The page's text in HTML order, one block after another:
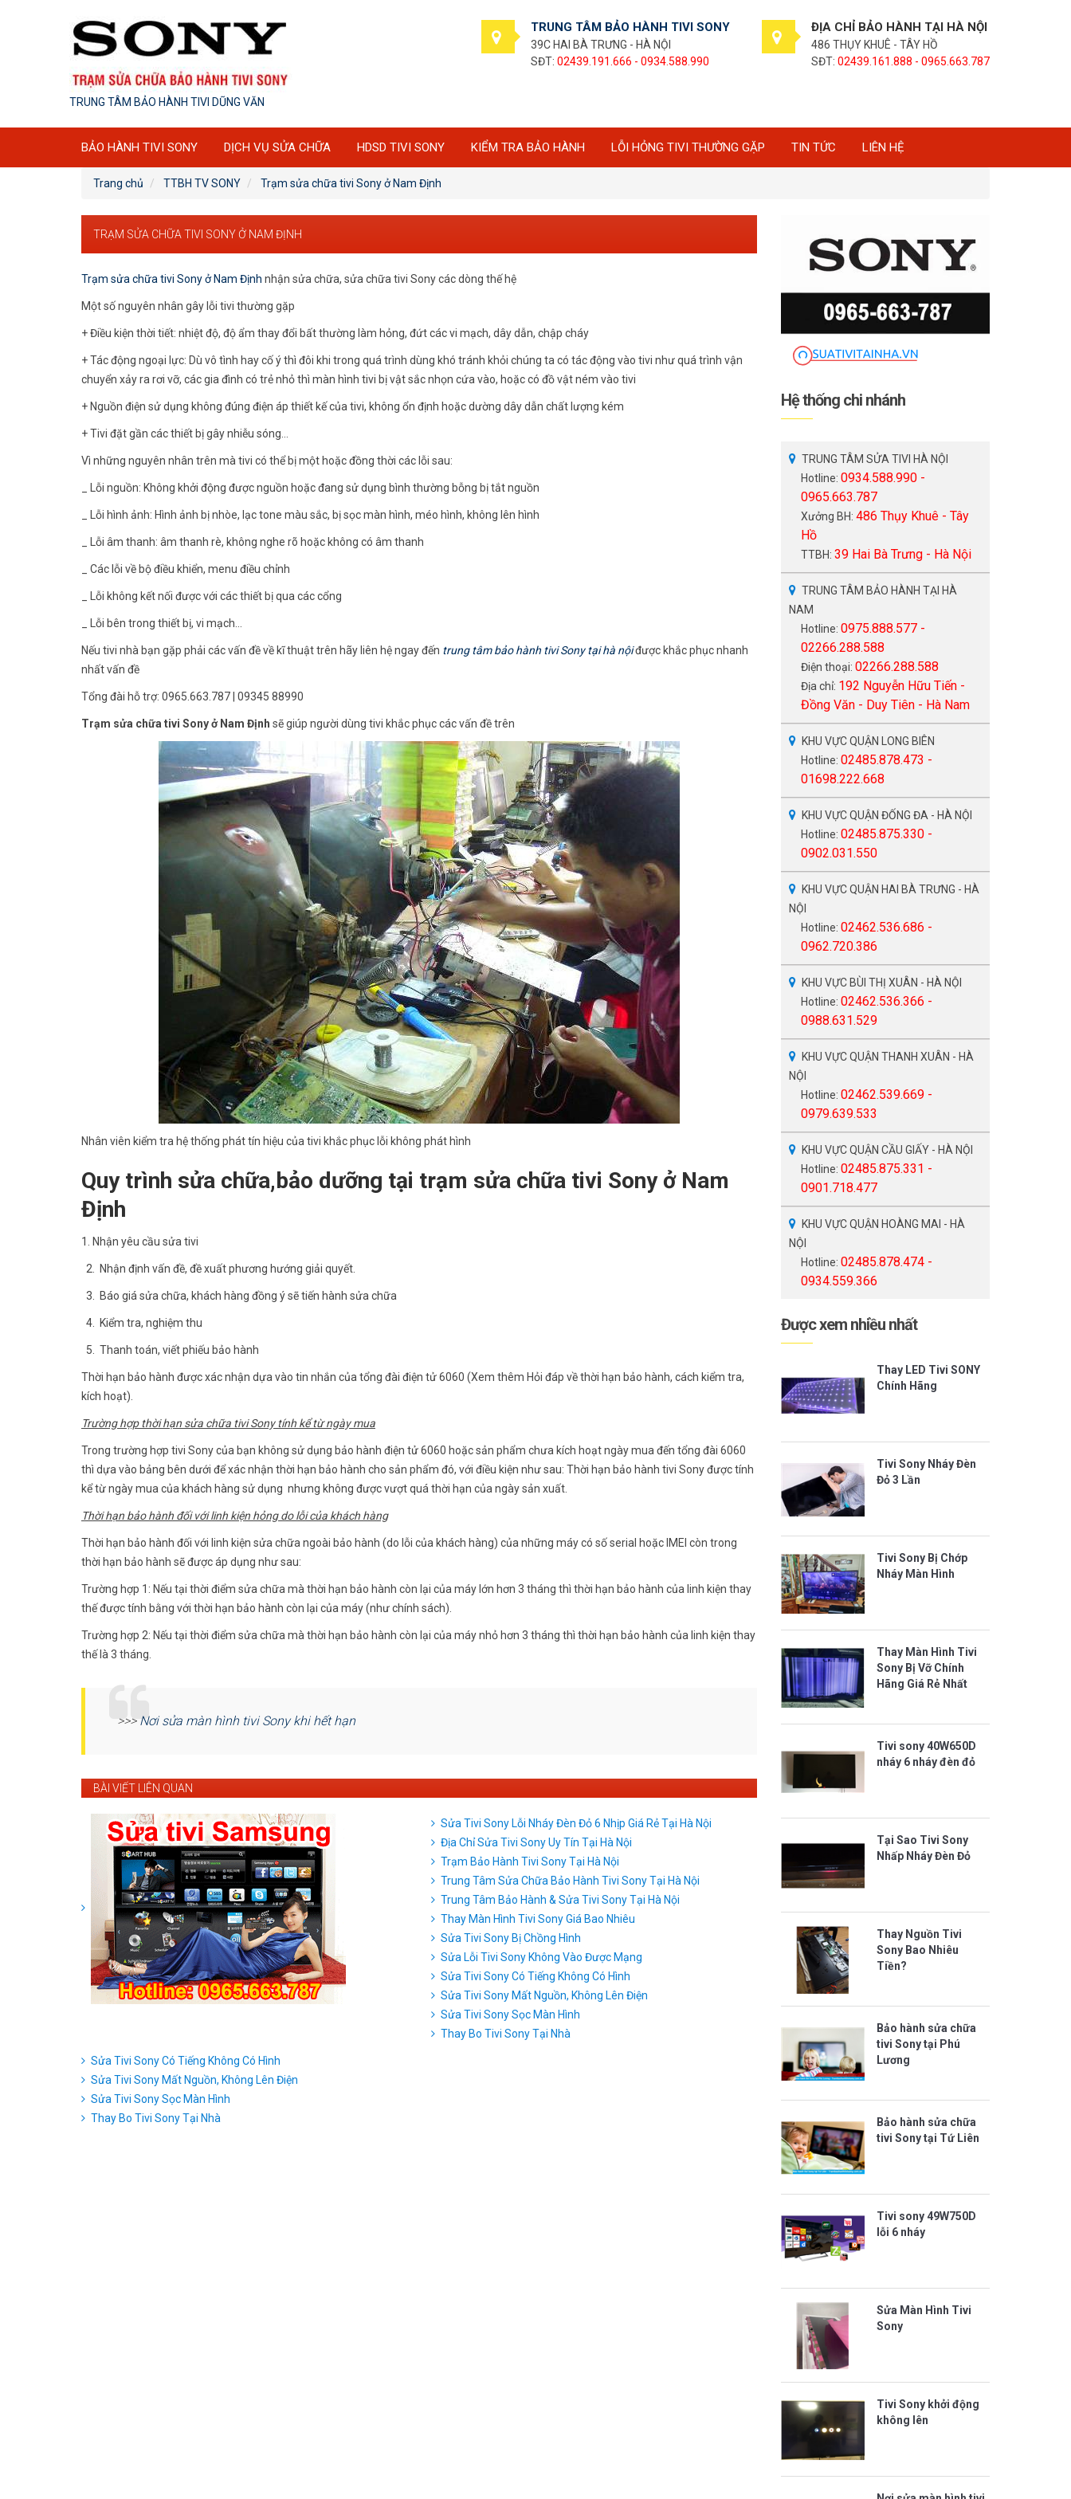
TRUNG TÂM BẢO HÀNH TIVI DŨNG VĂN
TRUNG TÂM BẢO HÀNH TIVI SONY
39C HAI BÀ TRƯNG - HÀ NỘI
SĐT: 02439.191.666 - 0934.588.990
ĐỊA CHỈ BẢO HÀNH TẠI HÀ NỘI
486 THỤY KHUÊ - TÂY HỒ
SĐT: 02439.161.888 - 0965.663.787
BẢO HÀNH TIVI SONY DỊCH VỤ SỬA CHỮA HDSD TIVI SONY KIỂM TRA BẢO HÀNH LỖI HỎNG TIVI THƯỜNG GẶP TIN TỨC LIÊN HỆ
Trang chủ TTBH TV SONY Trạm sửa chữa tivi Sony ở Nam Định
TRẠM SỬA CHỮA TIVI SONY Ở NAM ĐỊNH
Trạm sửa chữa tivi Sony ở Nam Định nhận sửa chữa, sửa chữa tivi Sony các dòng thế hệ
Một số nguyên nhân gây lỗi tivi thường gặp
+ Điều kiện thời tiết: nhiệt độ, độ ẩm thay đổi bất thường làm hỏng, đứt các vi mạch, dây dẫn, chập cháy
+ Tác động ngoại lực: Dù vô tình hay cố ý thì đôi khi trong quá trình dùng khó tránh khỏi chúng ta có tác động vào tivi như quá trình vận
chuyển xảy ra rơi vỡ, các gia đình có trẻ nhỏ thì màn hình tivi bị vật sắc nhọn cứa vào, hoặc có đồ vật ném vào tivi
+ Nguồn điện sử dụng không đúng điện áp thiết kế của tivi, không ổn định hoặc dường dây dẫn chất lượng kém
+ Tivi đặt gần các thiết bị gây nhiễu sóng…
Vì những nguyên nhân trên mà tivi có thể bị một hoặc đồng thời các lỗi sau:
_ Lỗi nguồn: Không khởi động được nguồn hoặc đang sử dụng bình thường bỗng bị tắt nguồn
_ Lỗi hình ảnh: Hình ảnh bị nhòe, lạc tone màu sắc, bị sọc màn hình, méo hình, không lên hình
_ Lỗi âm thanh: âm thanh rè, không nghe rõ hoặc không có âm thanh
_ Các lỗi về bộ điều khiển, menu điều chỉnh
_ Lỗi không kết nối được với các thiết bị qua các cổng
_ Lỗi bên trong thiết bị, vi mạch…
Nếu tivi nhà bạn gặp phải các vấn đề về kĩ thuật trên hãy liên hệ ngay đến trung tâm bảo hành tivi Sony tại hà nộiđược khắc phục nhanh
nhất vấn đề
Tổng đài hỗ trợ: 0965.663.787 | 09345 88990
Trạm sửa chữa tivi Sony ở Nam Định sẽ giúp người dùng tivi khắc phục các vấn đề trên
Nhân viên kiểm tra hệ thống phát tín hiệu của tivi khắc phục lỗi không phát hình
Quy trình sửa chữa,bảo dưỡng tại trạm sửa chữa tivi Sony ở Nam
Định
1. Nhận yêu cầu sửa tivi
2. Nhận định vấn đề, đề xuất phương hướng giải quyết.
3. Báo giá sửa chữa, khách hàng đồng ý sẽ tiến hành sửa chữa
4. Kiểm tra, nghiệm thu
5. Thanh toán, viết phiếu bảo hành
Thời hạn bảo hành được xác nhận dựa vào tin nhắn của tổng đài điện tử 6060 (Xem thêm Hỏi đáp về thời hạn bảo hành, cách kiểm tra,
kích hoạt).
Trường hợp thời hạn sửa chữa tivi Sony tính kể từ ngày mua
Trong trường hợp tivi Sony của bạn không sử dụng bảo hành điện tử 6060 hoặc sản phẩm chưa kích hoạt ngày mua đến tổng đài 6060
thì dựa vào bảng bên dưới để xác nhận thời hạn bảo hành cho sản phẩm đó, với điều kiện như sau: Thời hạn bảo hành tivi Sony được tính
kể từ ngày mua của khách hàng sử dụng nhưng không được vượt quá thời hạn của ngày sản xuất.
Thời hạn bảo hành đối với linh kiện hỏng do lỗi của khách hàng
Thời hạn bảo hành đối với linh kiện sửa chữa ngoài bảo hành (do lỗi của khách hàng) của những máy có số serial hoặc IMEI còn trong
thời hạn bảo hành sẽ được áp dụng như sau:
Trường hợp 1: Nếu tại thời điểm sửa chữa mà thời hạn bảo hành còn lại của máy lớn hơn 3 tháng thì thời hạn bảo hành của linh kiện thay
thế được tính bằng với thời hạn bảo hành còn lại của máy (như chính sách).
Trường hợp 2: Nếu tại thời điểm sửa chữa mà thời hạn bảo hành còn lại của máy nhỏ hơn 3 tháng thì thời hạn bảo hành của linh kiện thay
thế là 3 tháng.
>>> Nơi sửa màn hình tivi Sony khi hết hạn
BÀI VIẾT LIÊN QUAN
Sửa Tivi Sony Lỗi Nháy Đèn Đỏ 6 Nhịp Giá Rẻ Tại Hà Nội
Địa Chỉ Sửa Tivi Sony Uy Tín Tại Hà Nội
Trạm Bảo Hành Tivi Sony Tại Hà Nội
Trung Tâm Sửa Chữa Bảo Hành Tivi Sony Tại Hà Nội
Trung Tâm Bảo Hành & Sửa Tivi Sony Tại Hà Nội
Thay Màn Hình Tivi Sony Giá Bao Nhiêu
Sửa Tivi Sony Bị Chồng Hình
Sửa Lỗi Tivi Sony Không Vào Được Mạng
Sửa Tivi Sony Có Tiếng Không Có Hình
Sửa Tivi Sony Mất Nguồn, Không Lên Điện
Sửa Tivi Sony Sọc Màn Hình
Thay Bo Tivi Sony Tại Nhà
Sửa Tivi Sony Có Tiếng Không Có Hình
Sửa Tivi Sony Mất Nguồn, Không Lên Điện
Sửa Tivi Sony Sọc Màn Hình
Thay Bo Tivi Sony Tại Nhà
Hệ thống chi nhánh
TRUNG TÂM SỬA TIVI HÀ NỘI
Hotline: 0934.588.990 -
0965.663.787
Xưởng BH: 486 Thụy Khuê - Tây
Hồ
TTBH: 39 Hai Bà Trưng - Hà Nội
TRUNG TÂM BẢO HÀNH TẠI HÀ
NAM
Hotline: 0975.888.577 -
02266.288.588
Điện thoại: 02266.288.588
Địa chỉ: 192 Nguyễn Hữu Tiến -
Đồng Văn - Duy Tiên - Hà Nam
KHU VỰC QUẬN LONG BIÊN
Hotline: 02485.878.473 -
01698.222.668
KHU VỰC QUẬN ĐỐNG ĐA - HÀ NỘI
Hotline: 02485.875.330 -
0902.031.550
KHU VỰC QUẬN HAI BÀ TRƯNG - HÀ
NỘI
Hotline: 02462.536.686 -
0962.720.386
KHU VỰC BÙI THỊ XUÂN - HÀ NỘI
Hotline: 02462.536.366 -
0988.631.529
KHU VỰC QUẬN THANH XUÂN - HÀ
NỘI
Hotline: 02462.539.669 -
0979.639.533
KHU VỰC QUẬN CẦU GIẤY - HÀ NỘI
Hotline: 02485.875.331 -
0901.718.477
KHU VỰC QUẬN HOÀNG MAI - HÀ
NỘI
Hotline: 02485.878.474 -
0934.559.366
Được xem nhiều nhất
Thay LED Tivi SONY
Chính Hãng
Tivi Sony Nháy Đèn
Đỏ 3 Lần
Tivi Sony Bị Chớp
Nháy Màn Hình
Thay Màn Hình Tivi
Sony Bị Vỡ Chính
Hãng Giá Rẻ Nhất
Tivi sony 40W650D
nháy 6 nháy đèn đỏ
Tại Sao Tivi Sony
Nhấp Nháy Đèn Đỏ
Thay Nguồn Tivi
Sony Bao Nhiêu
Tiền?
Bảo hành sửa chữa
tivi Sony tại Phú
Lương
Bảo hành sửa chữa
tivi Sony tại Tứ Liên
Tivi sony 49W750D
lỗi 6 nháy
Sửa Màn Hình Tivi
Sony
Tivi Sony khởi động
không lên